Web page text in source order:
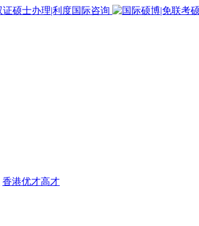
香港优才高才